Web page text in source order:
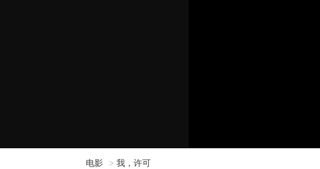
电影 > 我，许可